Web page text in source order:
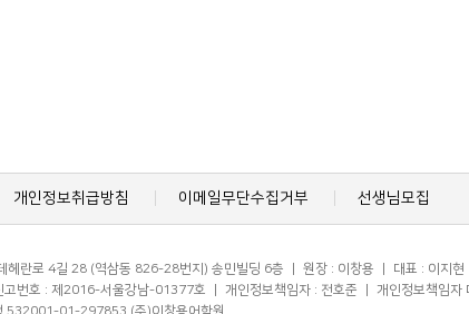
개인정보취급방침 이메일무단수집거부 선생님모집
란로 4길 28 (역삼동 826-28번지) 송민빌딩 6층 ㅣ 원장 : 이창용 ㅣ 대표 : 이지현
번호 : 제2016-서울강남-01377호 ㅣ 개인정보책임자 : 전호준 ㅣ 개인정보책
532001-01-297853 (주)이창용어학원